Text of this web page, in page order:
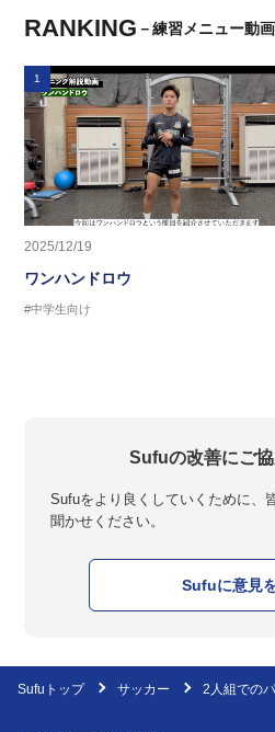
RANKING －練習メニュー動
1
2025/12/19
ワンハンドロウ
#中学生向け
Sufuの改善にご
Sufuをより良くしていくために、
聞かせください。
Sufuに意見
Sufuトップ サッカー 2人組での